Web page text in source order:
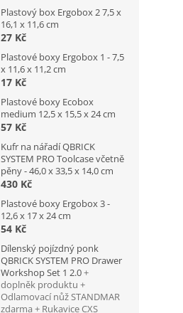
Plastový box Ergobox 2 7,5 x
16,1 x 11,6 cm
27 Kč
Plastové boxy Ergobox 1 - 7,5
x 11,6 x 11,2 cm
17 Kč
Plastové boxy Ecobox
medium 12,5 x 15,5 x 24 cm
57 Kč
Kufr na nářadí QBRICK
SYSTEM PRO Toolcase včetně
pěny - 46,0 x 33,5 x 14,0 cm
430 Kč
Plastové boxy Ergobox 3 -
12,6 x 17 x 24 cm
54 Kč
Dílenský pojízdný ponk
QBRICK SYSTEM PRO Drawer
Workshop Set 1 2.0+
doplněk produktu +
Odlamovací nůž STANDMAR
zdarma + Rukavice CXS